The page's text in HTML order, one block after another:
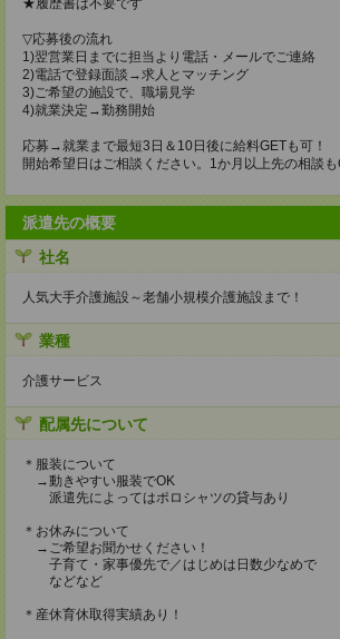
★履歴書は不要です
▽応募後の流れ
1)翌営業日までに担当より電話・メールでご連絡
2)電話で登録面談→求人とマッチング
3)ご希望の施設で、職場見学
4)就業決定→勤務開始
応募→就業まで最短3日＆10日後に給料GETも可！
開始希望日はご相談ください。1か月以上先の相談も
派遣先の概要
社名
人気大手介護施設～老舗小規模介護施設まで！
業種
介護サービス
配属先について
＊服装について
→動きやすい服装でOK
派遣先によってはポロシャツの貸与あり
＊お休みについて
→ご希望お聞かせください！
子育て・家事優先で／はじめは日数少なめで
などなど
＊産休育休取得実績あり！